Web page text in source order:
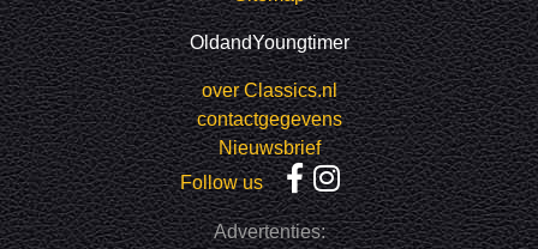
OldandYoungtimer
over Classics.nl
contactgegevens
Nieuwsbrief
Follow us
Advertenties: